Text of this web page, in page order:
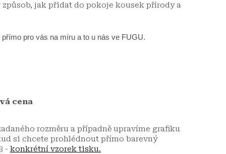
jak přidat do pokoje kousek přírody a
pro vás na míru a to u nás ve FUGU.
cena
rozměru a případně upravíme grafiku
si chcete prohlédnout přímo barevný
- konkrétní vzorek tisku.